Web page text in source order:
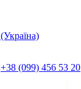
+38 (099) 456 53 20